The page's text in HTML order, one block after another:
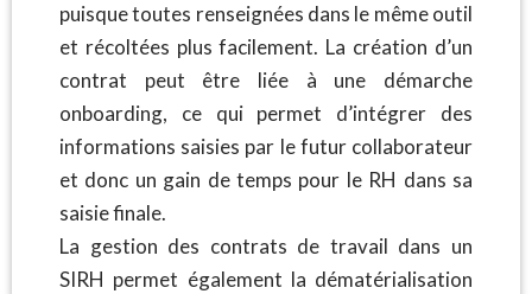
puisque toutes renseignées dans le même outil
et récoltées plus facilement. La création d’un
contrat peut être liée à une démarche
onboarding, ce qui permet d’intégrer des
informations saisies par le futur collaborateur
et donc un gain de temps pour le RH dans sa
saisie finale.
La gestion des contrats de travail dans un
SIRH permet également la dématérialisation